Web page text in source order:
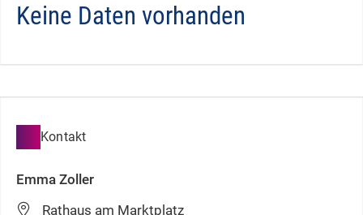
Keine Daten vorhanden
Kontakt
Emma Zoller
Rathaus am Marktplatz